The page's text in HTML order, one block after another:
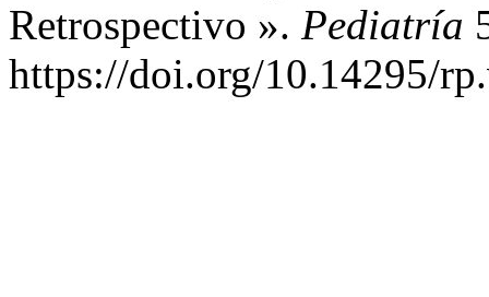
Retrospectivo ». Pediatría
https://doi.org/10.14295/